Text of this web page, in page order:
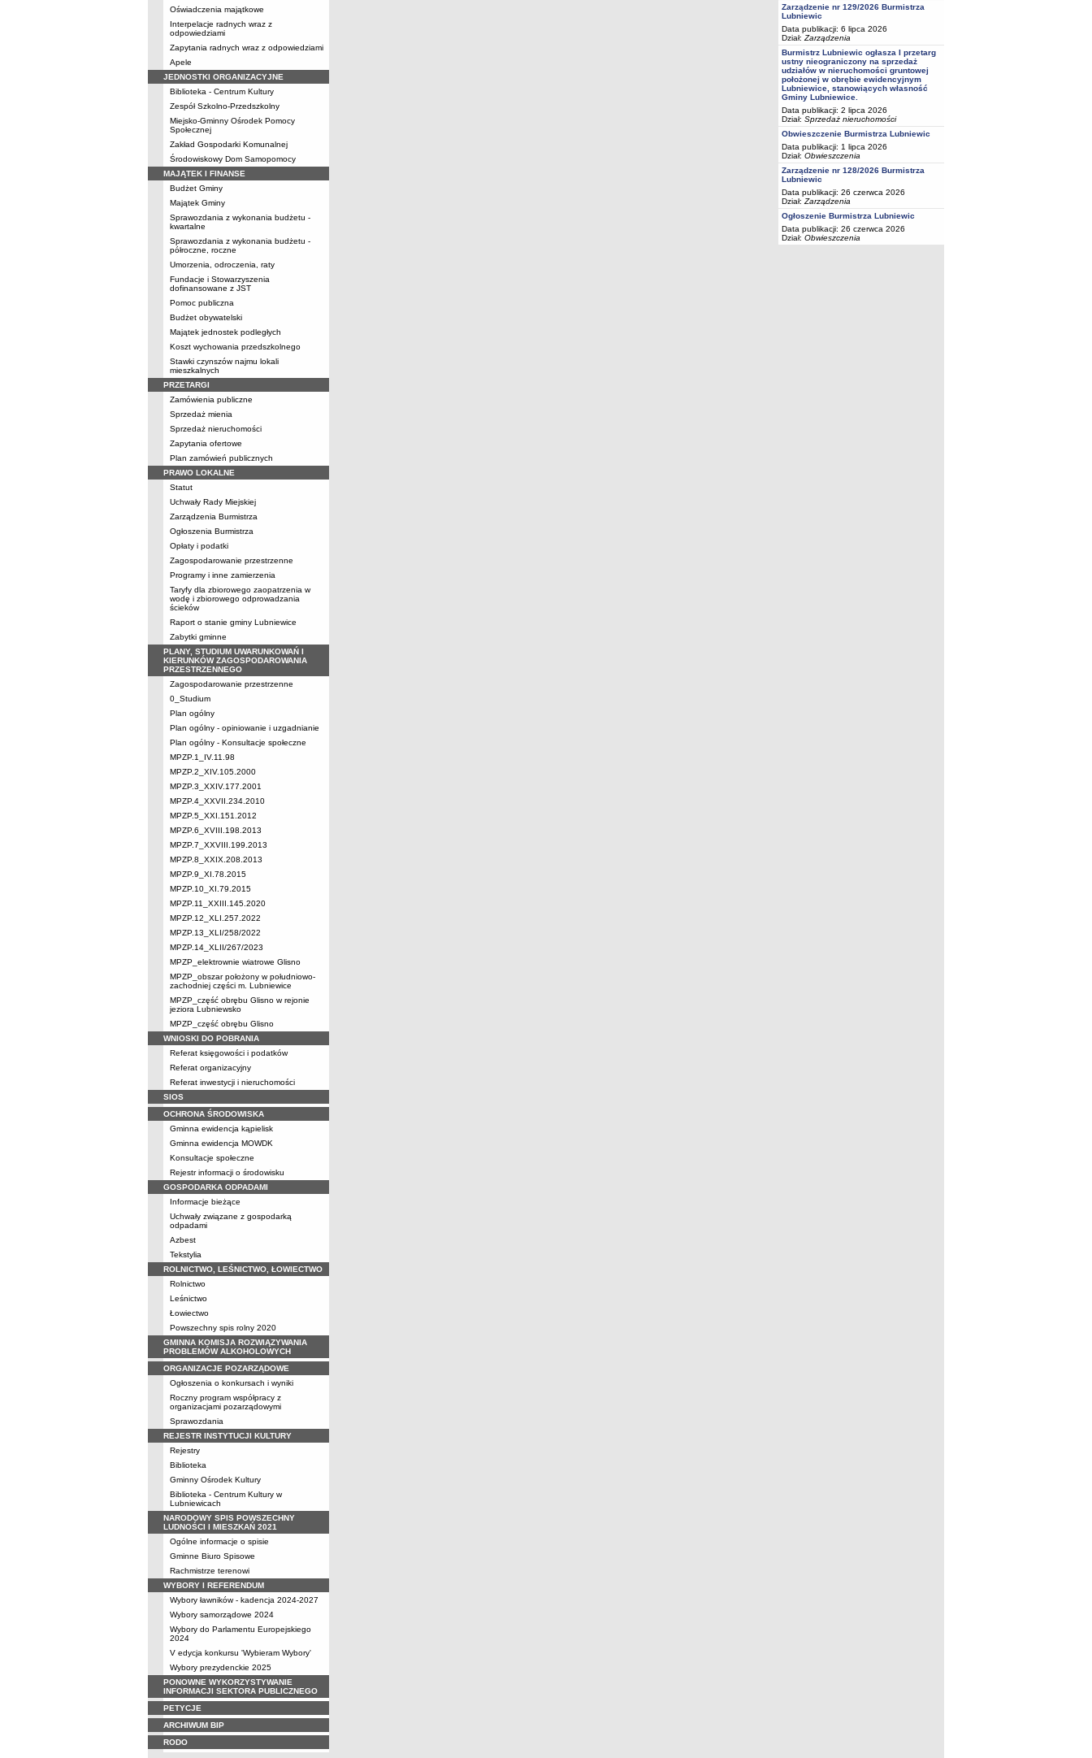
Oświadczenia majątkowe
Interpelacje radnych wraz z
odpowiedziami
Zapytania radnych wraz z odpowiedziami
Apele
JEDNOSTKI ORGANIZACYJNE
Biblioteka - Centrum Kultury
Zespół Szkolno-Przedszkolny
Miejsko-Gminny Ośrodek Pomocy
Społecznej
Zakład Gospodarki Komunalnej
Środowiskowy Dom Samopomocy
MAJĄTEK I FINANSE
Budżet Gminy
Majątek Gminy
Sprawozdania z wykonania budżetu -
kwartalne
Sprawozdania z wykonania budżetu -
półroczne, roczne
Umorzenia, odroczenia, raty
Fundacje i Stowarzyszenia
dofinansowane z JST
Pomoc publiczna
Budżet obywatelski
Majątek jednostek podległych
Koszt wychowania przedszkolnego
Stawki czynszów najmu lokali
mieszkalnych
PRZETARGI
Zamówienia publiczne
Sprzedaż mienia
Sprzedaż nieruchomości
Zapytania ofertowe
Plan zamówień publicznych
PRAWO LOKALNE
Statut
Uchwały Rady Miejskiej
Zarządzenia Burmistrza
Ogłoszenia Burmistrza
Opłaty i podatki
Zagospodarowanie przestrzenne
Programy i inne zamierzenia
Taryfy dla zbiorowego zaopatrzenia w
wodę i zbiorowego odprowadzania
ścieków
Raport o stanie gminy Lubniewice
Zabytki gminne
PLANY, STUDIUM UWARUNKOWAŃ I
KIERUNKÓW ZAGOSPODAROWANIA
PRZESTRZENNEGO
Zagospodarowanie przestrzenne
0_Studium
Plan ogólny
Plan ogólny - opiniowanie i uzgadnianie
Plan ogólny - Konsultacje społeczne
MPZP.1_IV.11.98
MPZP.2_XIV.105.2000
MPZP.3_XXIV.177.2001
MPZP.4_XXVII.234.2010
MPZP.5_XXI.151.2012
MPZP.6_XVIII.198.2013
MPZP.7_XXVIII.199.2013
MPZP.8_XXIX.208.2013
MPZP.9_XI.78.2015
MPZP.10_XI.79.2015
MPZP.11_XXIII.145.2020
MPZP.12_XLI.257.2022
MPZP.13_XLI/258/2022
MPZP.14_XLII/267/2023
MPZP_elektrownie wiatrowe Glisno
MPZP_obszar położony w południowo-
zachodniej części m. Lubniewice
MPZP_część obrębu Glisno w rejonie
jeziora Lubniewsko
MPZP_część obrębu Glisno
WNIOSKI DO POBRANIA
Referat księgowości i podatków
Referat organizacyjny
Referat inwestycji i nieruchomości
SIOS
OCHRONA ŚRODOWISKA
Gminna ewidencja kąpielisk
Gminna ewidencja MOWDK
Konsultacje społeczne
Rejestr informacji o środowisku
GOSPODARKA ODPADAMI
Informacje bieżące
Uchwały związane z gospodarką
odpadami
Azbest
Tekstylia
ROLNICTWO, LEŚNICTWO, ŁOWIECTWO
Rolnictwo
Leśnictwo
Łowiectwo
Powszechny spis rolny 2020
GMINNA KOMISJA ROZWIĄZYWANIA
PROBLEMÓW ALKOHOLOWYCH
ORGANIZACJE POZARZĄDOWE
Ogłoszenia o konkursach i wyniki
Roczny program współpracy z
organizacjami pozarządowymi
Sprawozdania
REJESTR INSTYTUCJI KULTURY
Rejestry
Biblioteka
Gminny Ośrodek Kultury
Biblioteka - Centrum Kultury w
Lubniewicach
NARODOWY SPIS POWSZECHNY
LUDNOŚCI I MIESZKAŃ 2021
Ogólne informacje o spisie
Gminne Biuro Spisowe
Rachmistrze terenowi
WYBORY I REFERENDUM
Wybory ławników - kadencja 2024-2027
Wybory samorządowe 2024
Wybory do Parlamentu Europejskiego
2024
V edycja konkursu 'Wybieram Wybory'
Wybory prezydenckie 2025
PONOWNE WYKORZYSTYWANIE
INFORMACJI SEKTORA PUBLICZNEGO
PETYCJE
ARCHIWUM BIP
RODO
Zarządzenie nr 129/2026 Burmistrza
Lubniewic
Data publikacji: 6 lipca 2026
Dział: Zarządzenia
Burmistrz Lubniewic ogłasza I przetarg
ustny nieograniczony na sprzedaż
udziałów w nieruchomości gruntowej
położonej w obrębie ewidencyjnym
Lubniewice, stanowiących własność
Gminy Lubniewice.
Data publikacji: 2 lipca 2026
Dział: Sprzedaż nieruchomości
Obwieszczenie Burmistrza Lubniewic
Data publikacji: 1 lipca 2026
Dział: Obwieszczenia
Zarządzenie nr 128/2026 Burmistrza
Lubniewic
Data publikacji: 26 czerwca 2026
Dział: Zarządzenia
Ogłoszenie Burmistrza Lubniewic
Data publikacji: 26 czerwca 2026
Dział: Obwieszczenia